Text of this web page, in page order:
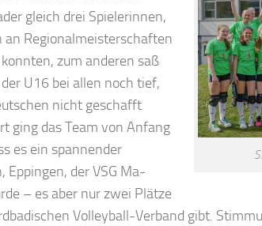
gleich drei Spielerinnen,
an Regionalmeisterschaften
zum anderen saß
U16 bei allen noch tief,
nicht geschafft
ging das Team von Anfang
es ein spannender
der VSG Ma-
– es aber nur zwei Plätze
Volleyball-Verband gibt.